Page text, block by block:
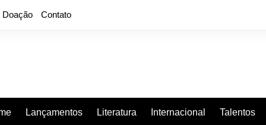
Doação Contato
Lançamentos Literatura Internacional Talentos
e abre uma nova fase na carreira: rock autoral,